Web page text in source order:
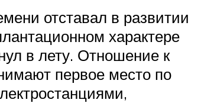
отставал в развитии
характере
в лету. Отношение к
первое место по